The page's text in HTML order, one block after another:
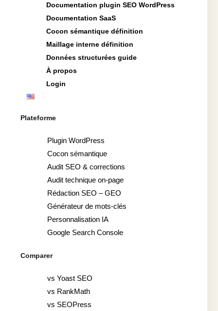
Documentation plugin SEO WordPress
Documentation SaaS
Cocon sémantique définition
Maillage interne définition
Données structurées guide
À propos
Login
Plateforme
Plugin WordPress
Cocon sémantique
Audit SEO & corrections
Audit technique on-page
Rédaction SEO – GEO
Générateur de mots-clés
Personnalisation IA
Google Search Console
Comparer
vs Yoast SEO
vs RankMath
vs SEOPress